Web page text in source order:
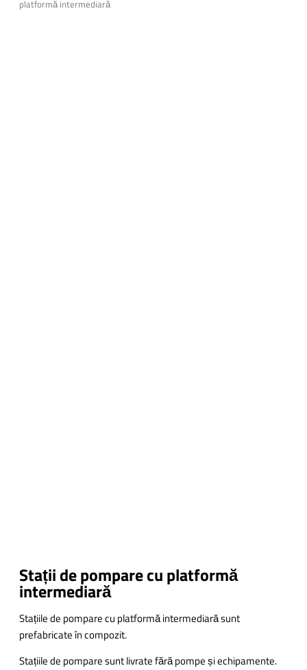
platformă intermediară
Stații de pompare cu platformă
intermediară
Stațiile de pompare cu platformă intermediară sunt
prefabricate în compozit.
Stațiile de pompare sunt livrate fără pompe și echipamente.